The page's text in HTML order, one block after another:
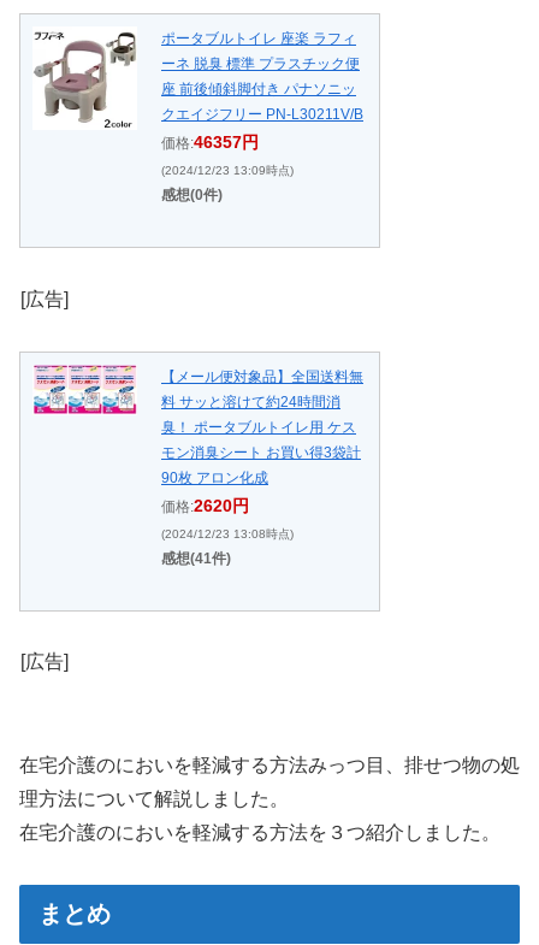
ポータブルトイレ 座楽 ラフィ
ーネ 脱臭 標準 プラスチック便
座 前後傾斜脚付き パナソニッ
クエイジフリー PN-L30211V/B
価格:46357円
(2024/12/23 13:09時点)
感想(0件)
[広告]
【メール便対象品】全国送料無
料 サッと溶けて約24時間消
臭！ ポータブルトイレ用 ケス
モン消臭シート お買い得3袋計
90枚 アロン化成
価格:2620円
(2024/12/23 13:08時点)
感想(41件)
[広告]
在宅介護のにおいを軽減する方法みっつ目、排せつ物の処
理方法について解説しました。
在宅介護のにおいを軽減する方法を３つ紹介しました。
まとめ